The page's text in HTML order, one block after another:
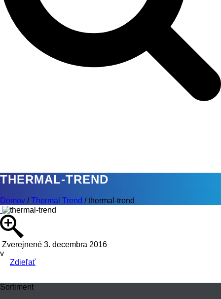
THERMAL-TREND
Domov /Thermal Trend /thermal-trend
Zverejnené 3. decembra 2016
v
Zdieľať
Sortiment